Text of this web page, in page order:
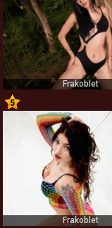
Frakoblet
5
Frakoblet